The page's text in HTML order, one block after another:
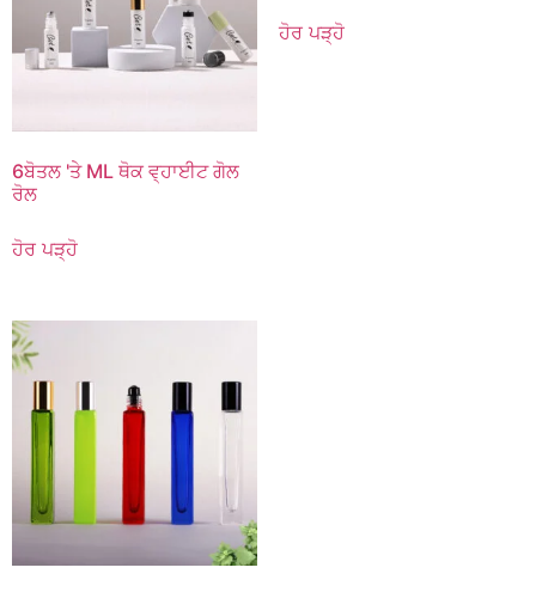
6ਬੋਤਲ 'ਤੇ ML ਥੋਕ ਵ੍ਹਾਈਟ ਗੋਲ
ਰੋਲ
ਹੋਰ ਪੜ੍ਹੋ
ਹੋਰ ਪੜ੍ਹੋ